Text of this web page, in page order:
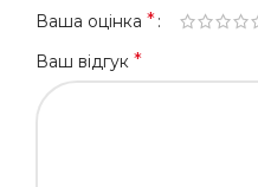
Ваша оцінка *
Ваш відгук *